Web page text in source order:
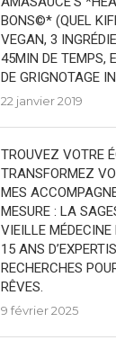
BONS©* (QUEL
VEGAN, 3
45MIN DE TEMPS,
DE GRIGNOTAGE
22 janvier 2019
TROUVEZ VOTRE
TRANSFORMEZ
MES
MESURE : LA
VIEILLE
15 ANS
RECHERCHES
RÊVES.
9 février 2025